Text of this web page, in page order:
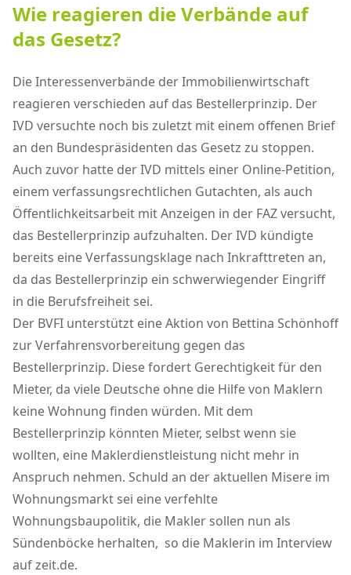
Wie reagieren die Verbände auf
das Gesetz?
Die Interessenverbände der Immobilienwirtschaft
reagieren verschieden auf das Bestellerprinzip. Der
IVD versuchte noch bis zuletzt mit einem offenen Brief
an den Bundespräsidenten das Gesetz zu stoppen.
Auch zuvor hatte der IVD mittels einer Online-Petition,
einem verfassungsrechtlichen Gutachten, als auch
Öffentlichkeitsarbeit mit Anzeigen in der FAZ versucht,
das Bestellerprinzip aufzuhalten. Der IVD kündigte
bereits eine Verfassungsklage nach Inkrafttreten an,
da das Bestellerprinzip ein schwerwiegender Eingriff
in die Berufsfreiheit sei.
Der BVFI unterstützt eine Aktion von Bettina Schönhoff
zur Verfahrensvorbereitung gegen das
Bestellerprinzip. Diese fordert Gerechtigkeit für den
Mieter, da viele Deutsche ohne die Hilfe von Maklern
keine Wohnung finden würden. Mit dem
Bestellerprinzip könnten Mieter, selbst wenn sie
wollten, eine Maklerdienstleistung nicht mehr in
Anspruch nehmen. Schuld an der aktuellen Misere im
Wohnungsmarkt sei eine verfehlte
Wohnungsbaupolitik, die Makler sollen nun als
Sündenböcke herhalten, so die Maklerin im Interview
auf zeit.de.